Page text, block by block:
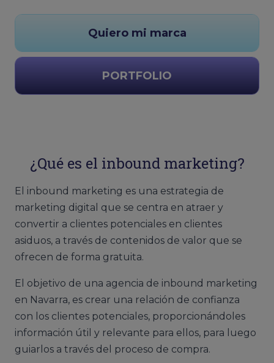
Quiero mi marca
PORTFOLIO
¿Qué es el inbound marketing?
El inbound marketing es una estrategia de
marketing digital que se centra en atraer y
convertir a clientes potenciales en clientes
asiduos, a través de contenidos de valor que se
ofrecen de forma gratuita.
El objetivo de una agencia de inbound marketing
en Navarra, es crear una relación de confianza
con los clientes potenciales, proporcionándoles
información útil y relevante para ellos, para luego
guiarlos a través del proceso de compra.